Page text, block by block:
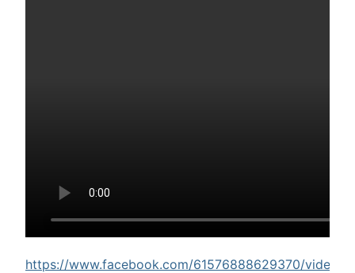
https://www.facebook.com/61576888629370/videos/